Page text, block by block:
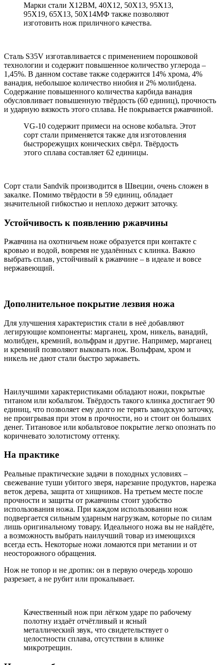
Марки стали Х12ВМ, 40Х12, 50Х13, 95Х13,
95Х19, 65Х13, 50Х14МФ также позволяют
изготовить нож приличного качества.
Сталь S35V изготавливается с применением порошковой
технологии и содержит повышенное количество углерода –
1,45%. В данном составе также содержится 14% хрома, 4%
ванадия, небольшое количество ниобия и 2% молибдена.
Содержание повышенного количества карбида ванадия
обусловливает повышенную твёрдость (60 единиц), прочность
и ударную вязкость этого сплава. Не покрывается ржавчиной.
VG-10 содержит примеси на основе кобальта. Этот
сорт стали применяется также для изготовления
быстрорежущих конических свёрл. Твёрдость
этого сплава составляет 62 единицы.
Сорт стали Sandvik производится в Швеции, очень сложен в
закалке. Помимо твёрдости в 59 единиц, обладает
значительной гибкостью и неплохо держит заточку.
Устойчивость к появлению ржавчины
Ржавчина на охотничьем ноже образуется при контакте с
кровью и водой, вовремя не удалённых с клинка. Важно
выбрать сплав, устойчивый к ржавчине – в идеале и вовсе
нержавеющий.
Дополнительное покрытие лезвия ножа
Для улучшения характеристик стали в неё добавляют
легирующие компоненты: марганец, хром, никель, ванадий,
молибден, кремний, вольфрам и другие. Например, марганец
и кремний позволяют выковать нож. Вольфрам, хром и
никель не дают стали быстро заржаветь.
Наилучшими характеристиками обладают ножи, покрытые
титаном или кобальтом. Твёрдость такого клинка достигает 90
единиц, что позволяет ему долго не терять заводскую заточку,
не проигрывая при этом в прочности, но и стоит он больших
денег. Титановое или кобальтовое покрытие легко опознать по
коричневато золотистому оттенку.
На практике
Реальные практические задачи в походных условиях –
свежевание туши убитого зверя, нарезание продуктов, нарезка
веток дерева, защита от хищников. На третьем месте после
прочности и защиты от ржавчины стоит удобство
использования ножа. При каждом использовании нож
подвергается сильным ударным нагрузкам, которые по силам
лишь оригинальному товару. Идеального ножа вы не найдёте,
а возможность выбрать наилучший товар из имеющихся
всегда есть. Некоторые ножи ломаются при метании и от
неосторожного обращения.
Нож не топор и не дротик: он в первую очередь хорошо
разрезает, а не рубит или прокалывает.
Качественный нож при лёгком ударе по рабочему
полотну издаёт отчётливый и ясный
металлический звук, что свидетельствует о
целостности сплава, отсутствии в клинке
микротрещин.